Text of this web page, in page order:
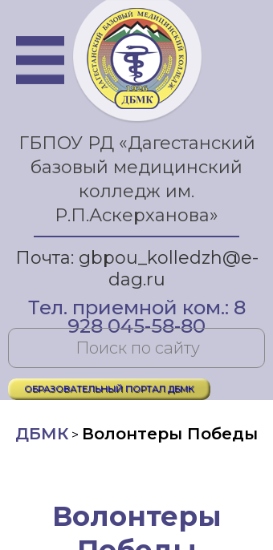
ГБПОУ РД «Дагестанский
базовый медицинский
колледж им.
Р.П.Аскерханова»
Почта: gbpou_kolledzh@e-
dag.ru
Тел. приемной ком.: 8
928 045-58-80
ОБРАЗОВАТЕЛЬНЫЙ ПОРТАЛ ДБМК
ДБМК > Волонтеры Победы
Волонтеры